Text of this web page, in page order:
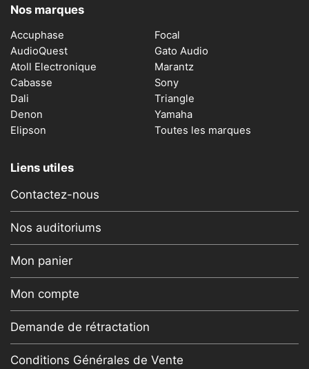
Nos marques
Accuphase
AudioQuest
Atoll Electronique
Cabasse
Dali
Denon
Elipson
Focal
Gato Audio
Marantz
Sony
Triangle
Yamaha
Toutes les marques
Liens utiles
Contactez-nous
Nos auditoriums
Mon panier
Mon compte
Demande de rétractation
Conditions Générales de Vente